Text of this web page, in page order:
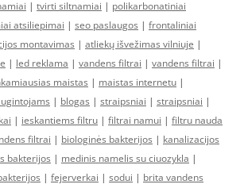
| tvirti siltnamiai | polikarbonatiniai
atsiliepimai | seo paslaugos | frontaliniai
montavimas | atliekų išvežimas vilniuje |
| led reklama | vandens filtrai | vandens filtrai |
maistas | maistas internetu |
| blogas | straipsniai | straipsniai |
| ieskantiems filtru | filtrai namui | filtru nauda
filtrai | biologinės bakterijos | kanalizacijos
bakterijos | medinis namelis su ciuozykla |
| fejerverkai | sodui | brita vandens